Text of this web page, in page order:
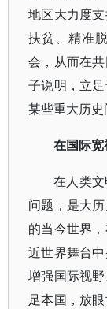
地区大力度
扶贫、精准
会，从而在
子说明，立
某些重大历史
在国际
在人类
问题，是大
的当今世界
近世界舞台
增强国际视
足本国，放